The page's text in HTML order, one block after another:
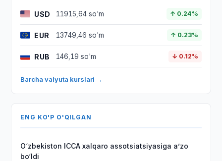
USD 11915,64 so'm ↑ 0.24%
EUR 13749,46 so'm ↑ 0.23%
RUB 146,19 so'm ↓ 0.12%
Barcha valyuta kurslari →
ENG KO'P O'QILGAN
O‘zbekiston ICCA xalqaro assotsiatsiyasiga aʼzo
bo‘ldi